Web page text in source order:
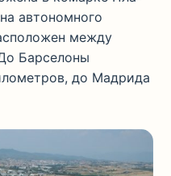
автономного
между
Барселоны
до Мадрида